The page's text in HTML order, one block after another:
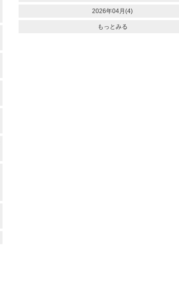
2026年04月(4)
もっとみる